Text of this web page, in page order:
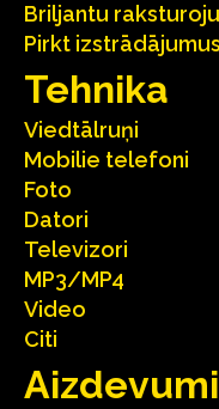
Briljantu
Pirkt
Tehnika
Viedtālruņi
Mobilie telefoni
Foto
Datori
Televizori
MP3/MP4
Video
Citi
Aizdevumi